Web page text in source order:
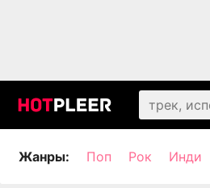
Жанры: Поп Рок Инди